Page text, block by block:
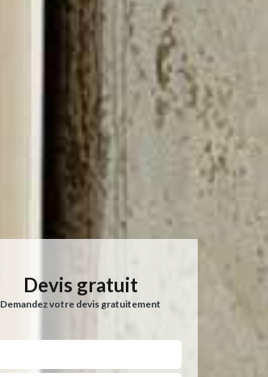
Devis gratuit
Demandez votre devis gratuitement